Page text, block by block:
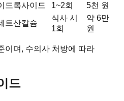
드록사이드
1~2회
5천 원
트산칼슘
식사 시
1회
약 6만
원
이며, 수의사 처방에 따라
드